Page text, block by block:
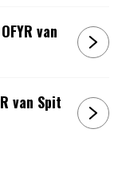
van
van Spit